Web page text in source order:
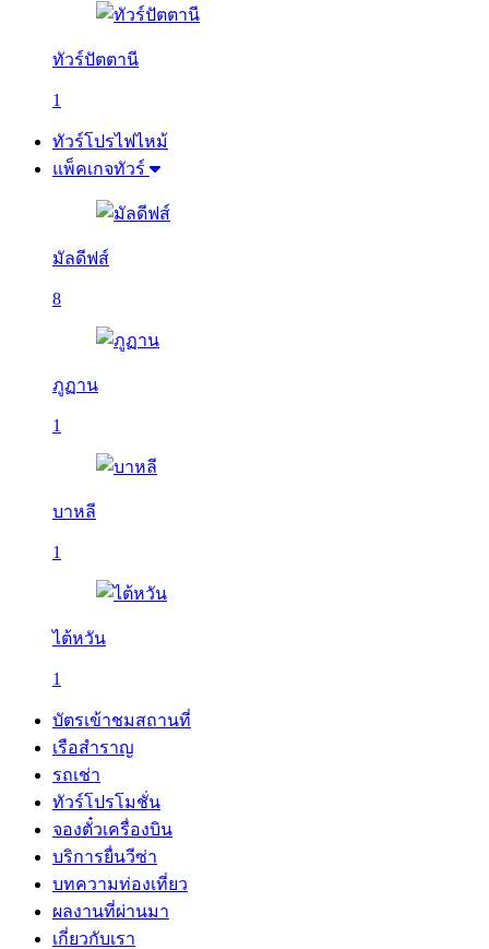
ทัวร์ปัตตานี
1
ทัวร์โปรไฟไหม้
แพ็คเกจทัวร์
มัลดีฟส์
8
ภูฏาน
1
บาหลี
1
ไต้หวัน
1
บัตรเข้าชมสถานที่
เรือสำราญ
รถเช่า
ทัวร์โปรโมชั่น
จองตั๋วเครื่องบิน
บริการยื่นวีซ่า
บทความท่องเที่ยว
ผลงานที่ผ่านมา
เกี่ยวกับเรา